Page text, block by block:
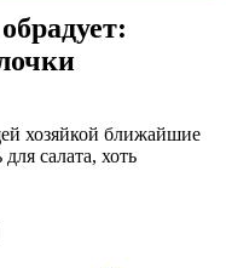
хозяйкой ближайшие
салата, хоть